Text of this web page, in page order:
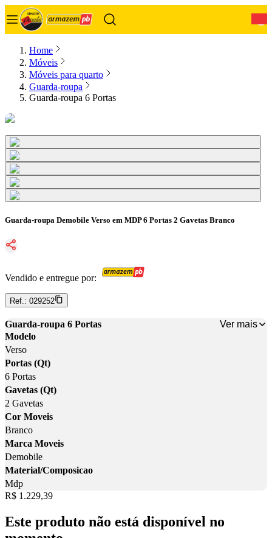
Home
Móveis
Móveis para quarto
Guarda-roupa
Guarda-roupa 6 Portas
Guarda-roupa Demobile Verso em MDP 6 Portas 2 Gavetas Branco
Vendido e entregue por:
Ref.: 029252
Guarda-roupa 6 Portas
Ver mais
Modelo
Verso
Portas (Qt)
6 Portas
Gavetas (Qt)
2 Gavetas
Cor Moveis
Branco
Marca Moveis
Demobile
Material/Composicao
Mdp
Price:
R$ 1.229,39
Este produto não está disponível no